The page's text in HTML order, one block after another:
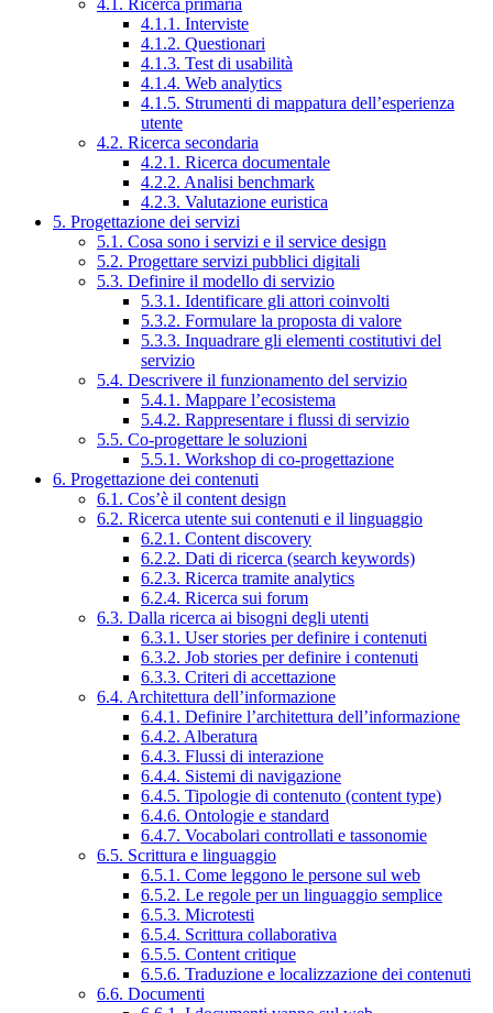
4.1. Ricerca primaria
4.1.1. Interviste
4.1.2. Questionari
4.1.3. Test di usabilità
4.1.4. Web analytics
4.1.5. Strumenti di mappatura dell’esperienza
utente
4.2. Ricerca secondaria
4.2.1. Ricerca documentale
4.2.2. Analisi benchmark
4.2.3. Valutazione euristica
5. Progettazione dei servizi
5.1. Cosa sono i servizi e il service design
5.2. Progettare servizi pubblici digitali
5.3. Definire il modello di servizio
5.3.1. Identificare gli attori coinvolti
5.3.2. Formulare la proposta di valore
5.3.3. Inquadrare gli elementi costitutivi del
servizio
5.4. Descrivere il funzionamento del servizio
5.4.1. Mappare l’ecosistema
5.4.2. Rappresentare i flussi di servizio
5.5. Co-progettare le soluzioni
5.5.1. Workshop di co-progettazione
6. Progettazione dei contenuti
6.1. Cos’è il content design
6.2. Ricerca utente sui contenuti e il linguaggio
6.2.1. Content discovery
6.2.2. Dati di ricerca (search keywords)
6.2.3. Ricerca tramite analytics
6.2.4. Ricerca sui forum
6.3. Dalla ricerca ai bisogni degli utenti
6.3.1. User stories per definire i contenuti
6.3.2. Job stories per definire i contenuti
6.3.3. Criteri di accettazione
6.4. Architettura dell’informazione
6.4.1. Definire l’architettura dell’informazione
6.4.2. Alberatura
6.4.3. Flussi di interazione
6.4.4. Sistemi di navigazione
6.4.5. Tipologie di contenuto (content type)
6.4.6. Ontologie e standard
6.4.7. Vocabolari controllati e tassonomie
6.5. Scrittura e linguaggio
6.5.1. Come leggono le persone sul web
6.5.2. Le regole per un linguaggio semplice
6.5.3. Microtesti
6.5.4. Scrittura collaborativa
6.5.5. Content critique
6.5.6. Traduzione e localizzazione dei contenuti
6.6. Documenti